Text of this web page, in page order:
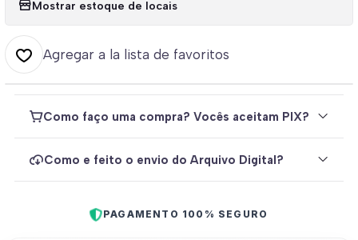
Mostrar estoque de locais
Agregar a la lista de favoritos
Como faço uma compra? Vocês aceitam PIX?
Como e feito o envio do Arquivo Digital?
PAGAMENTO 100% SEGURO